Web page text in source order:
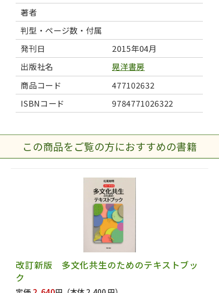
著者
判型・ページ数・付属
発刊日
2015年04月
出版社名
晃洋書房
商品コード
477102632
ISBNコード
9784771026322
この商品をご覧の方におすすめの書籍
改訂新版 多文化共生のためのテキストブッ
ク